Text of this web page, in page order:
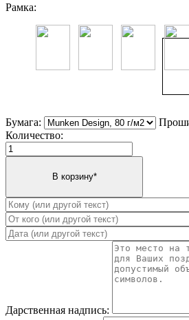
Рамка:
Бумага:
Количество:
Дарственная надпись: